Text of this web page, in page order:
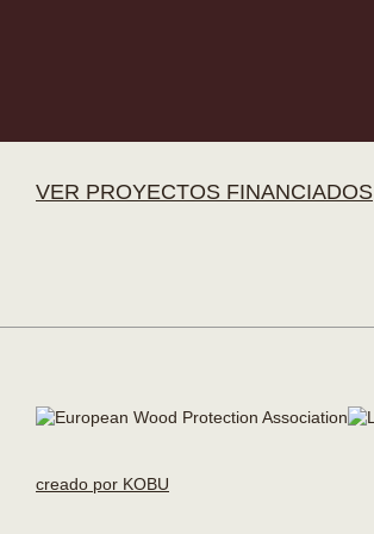
VER PROYECTOS FINANCIADOS
creado por KOBU